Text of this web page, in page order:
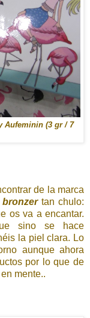
Aufeminin (3 gr / 7
de la marca
bronzertan chulo:
os va a encantar.
sino se hace
la piel clara. Lo
aunque ahora
por lo que de
mente..